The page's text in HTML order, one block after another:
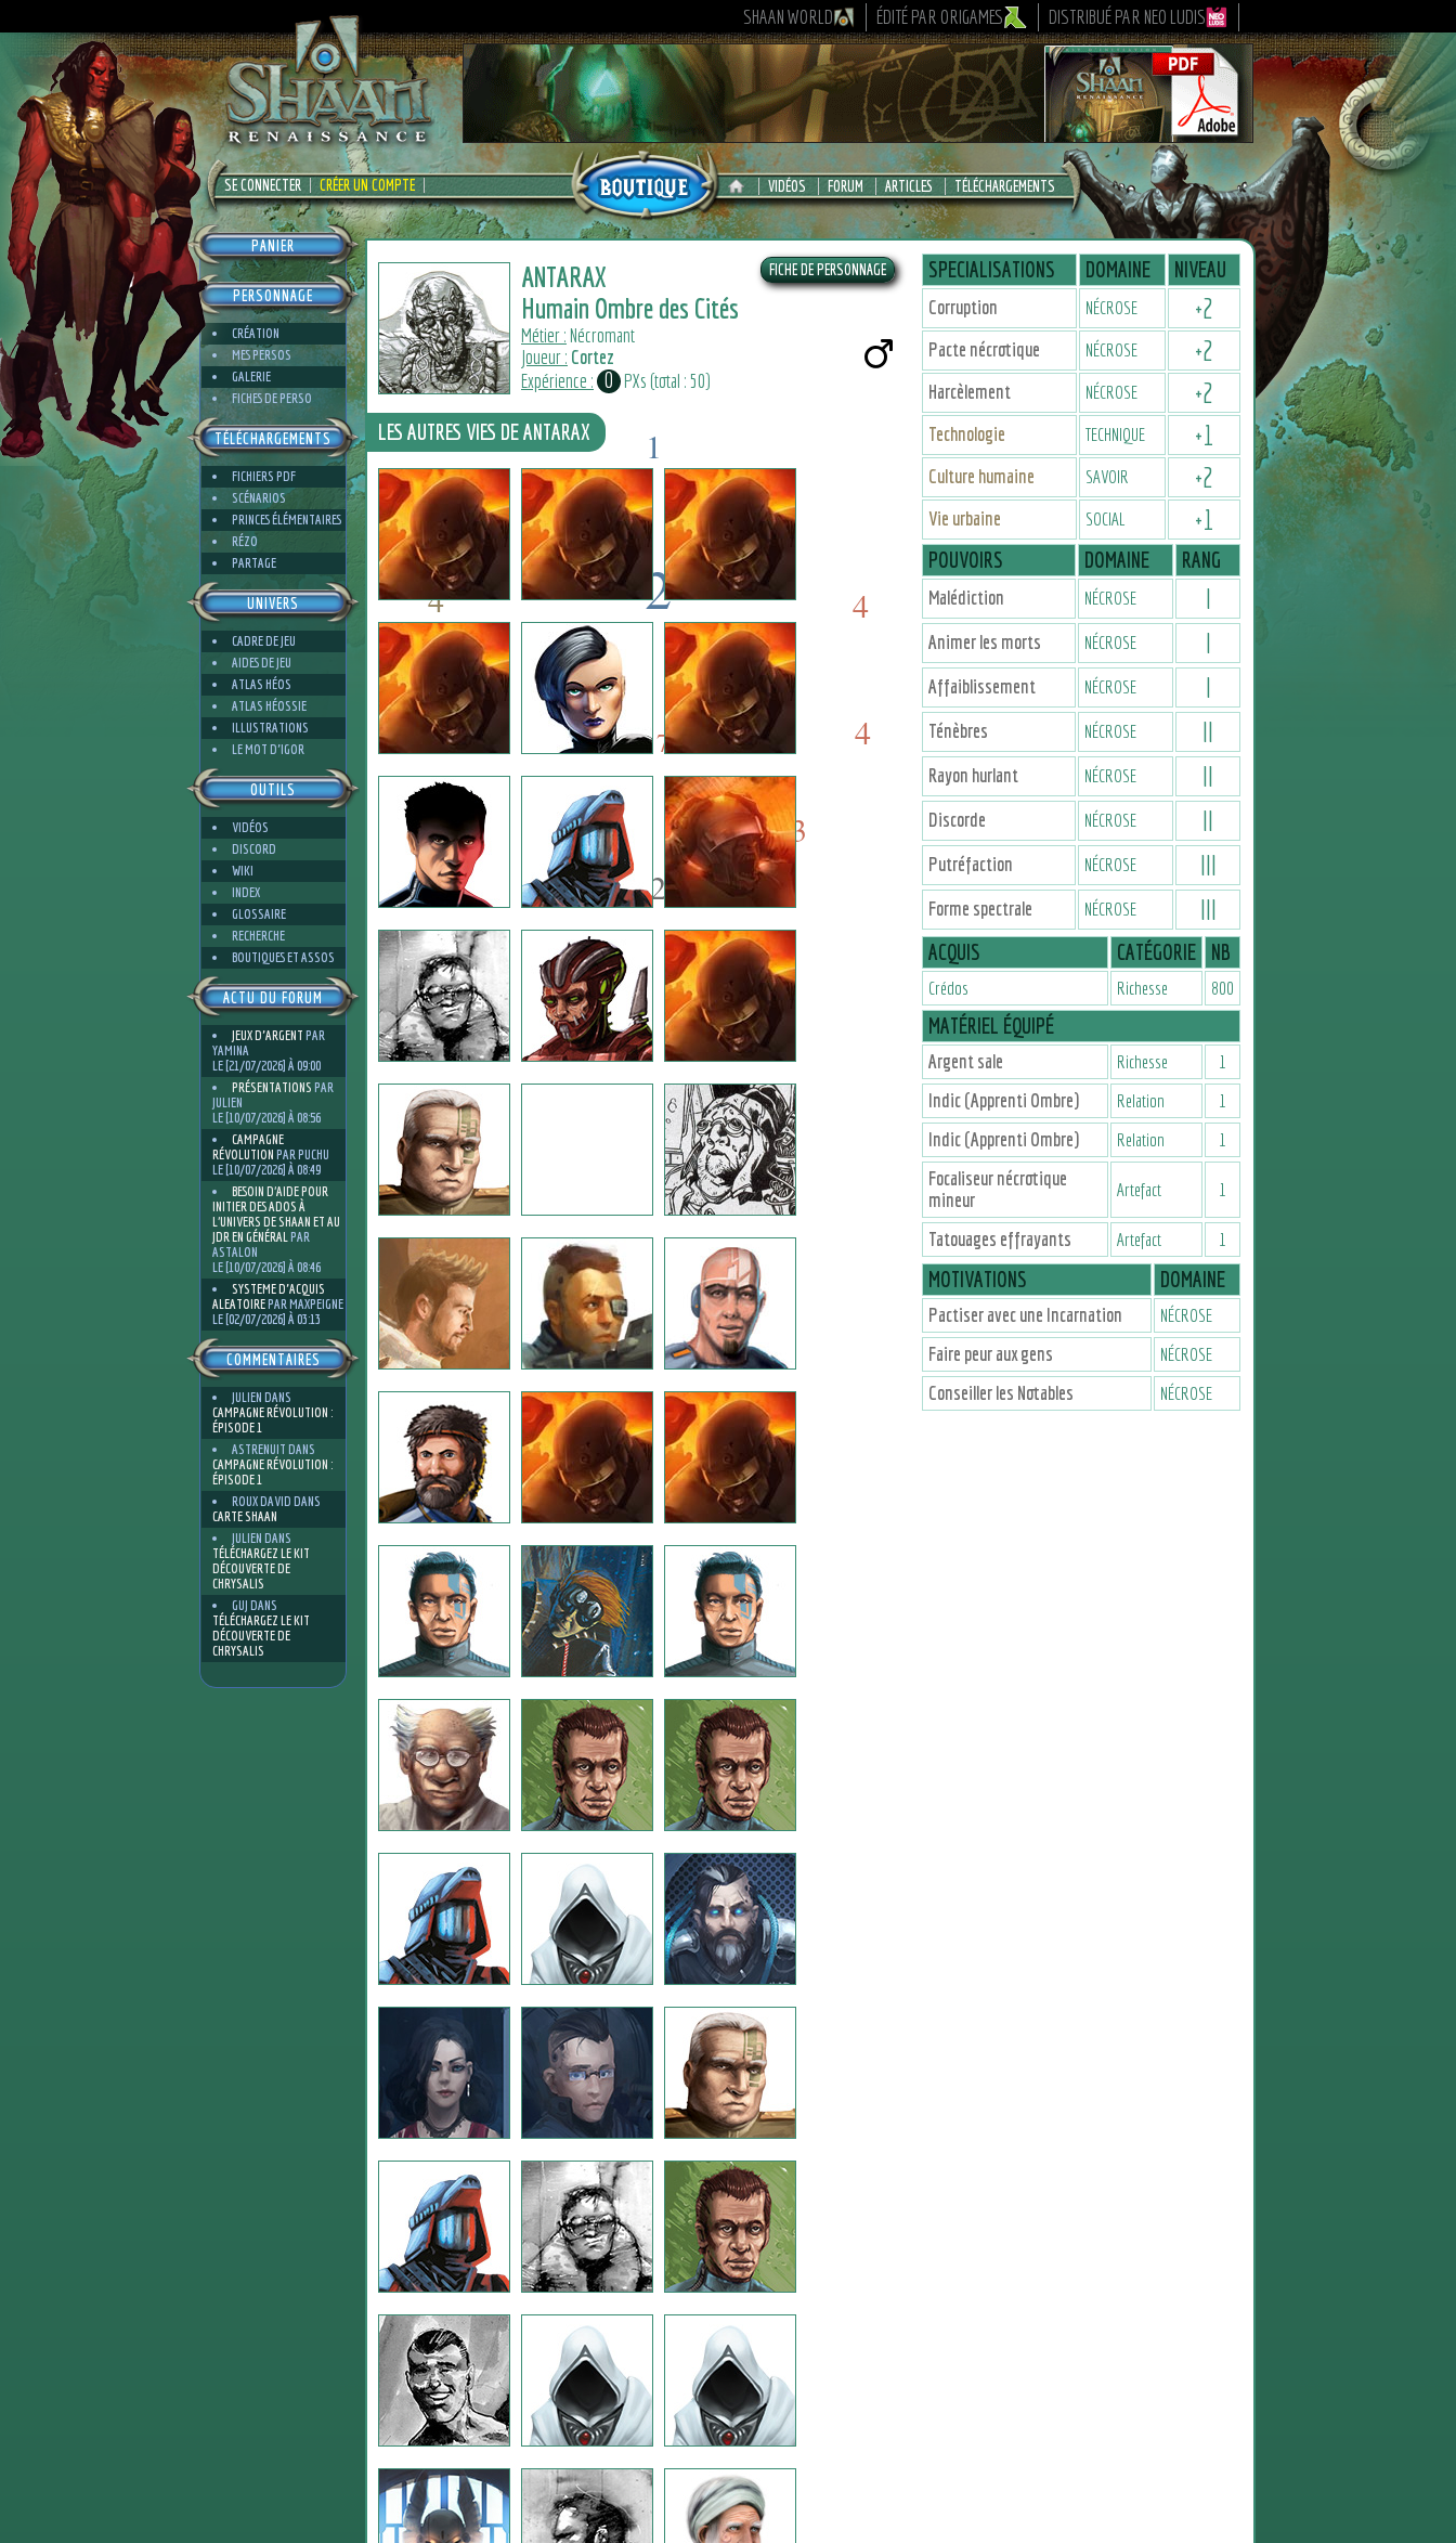
SHAAN WORLD ÉDITÉ PAR ORIGAMES DISTRIBUÉ PAR NEO LUDIS
SE CONNECTER CRÉER UN COMPTE VIDÉOS FORUM ARTICLES TÉLÉCHARGEMENTS
PANIER
PERSONNAGE
CRÉATION
MES PERSOS
GALERIE
FICHES DE PERSO
TÉLÉCHARGEMENTS
FICHIERS PDF
SCÉNARIOS
PRINCES ÉLÉMENTAIRES
RÉZO
PARTAGE
UNIVERS
CADRE DE JEU
AIDES DE JEU
ATLAS HÉOS
ATLAS HÉOSSIE
ILLUSTRATIONS
LE MOT D'IGOR
OUTILS
VIDÉOS
DISCORD
WIKI
INDEX
GLOSSAIRE
RECHERCHE
BOUTIQUES ET ASSOS
ACTU DU FORUM
JEUX D'ARGENT PAR
YAMINA
LE [21/07/2026] À 09:00
PRÉSENTATIONS PAR
JULIEN
LE [10/07/2026] À 08:56
CAMPAGNE
RÉVOLUTION PAR PUCHU
LE [10/07/2026] À 08:49
BESOIN D’AIDE POUR
INITIER DES ADOS À
L’UNIVERS DE SHAAN ET AU
JDR EN GÉNÉRALPAR
ASTALON
LE [10/07/2026] À 08:46
SYSTEME D'ACQUIS
ALEATOIREPAR MAXPEIGNE
LE [02/07/2026] À 03:13
COMMENTAIRES
JULIEN DANS
CAMPAGNE RÉVOLUTION :
ÉPISODE 1
ASTRENUIT DANS
CAMPAGNE RÉVOLUTION :
ÉPISODE 1
ROUX DAVID DANS
CARTE SHAAN
JULIEN DANS
TÉLÉCHARGEZ LE KIT
DÉCOUVERTE DE
CHRYSALIS
GUJ DANS
TÉLÉCHARGEZ LE KIT
DÉCOUVERTE DE
CHRYSALIS
SPECIALISATIONS DOMAINE NIVEAU
Corruption NÉCROSE +2
Pacte nécrotique NÉCROSE +2
Harcèlement NÉCROSE +2
Technologie TECHNIQUE +1
Culture humaine SAVOIR +2
Vie urbaine SOCIAL +1
POUVOIRS DOMAINE RANG
Malédiction NÉCROSE I
Animer les morts NÉCROSE I
Affaiblissement NÉCROSE I
Ténèbres NÉCROSE II
Rayon hurlant NÉCROSE II
Discorde NÉCROSE II
Putréfaction NÉCROSE III
Forme spectrale NÉCROSE III
ACQUIS CATÉGORIE NB
Crédos Richesse 800
MATÉRIEL ÉQUIPÉ
Argent sale Richesse 1
Indic (Apprenti Ombre) Relation 1
Indic (Apprenti Ombre) Relation 1
Focaliseur nécrotique
mineur
Artefact 1
Tatouages effrayants Artefact 1
MOTIVATIONS DOMAINE
Pactiser avec une Incarnation NÉCROSE
Faire peur aux gens NÉCROSE
Conseiller les Notables NÉCROSE
ANTARAX
Humain Ombre des Cités
Métier : Nécromant
Joueur : Cortez
Expérience : 0 PXs (total : 50)
7
-2
8 7
-2
8
12
4
4
1
1
1
4
4
3
LES AUTRES VIES DE ANTARAX